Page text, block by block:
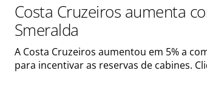
Costa Cruzeiros aumenta
Smeralda
A Costa Cruzeiros aumentou em 5% a
para incentivar as reservas de cabines.